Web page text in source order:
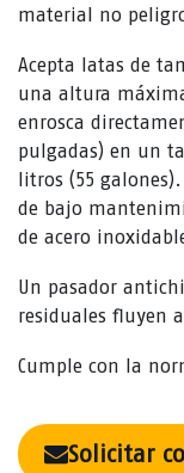
material no
Acepta latas de
una altura
enrosca
pulgadas) en un
litros (55
de bajo
de acero
Un pasador
residuales fluyen
Cumple con la
Solicitar